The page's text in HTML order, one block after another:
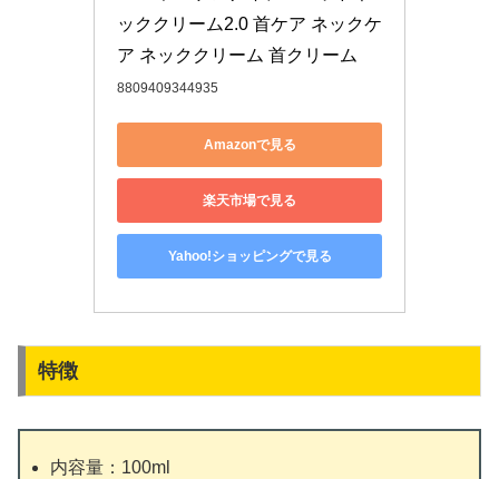
ッククリーム2.0 首ケア ネックケ
ア ネッククリーム 首クリーム
8809409344935
Amazonで見る
楽天市場で見る
Yahoo!ショッピングで見る
特徴
内容量：100ml